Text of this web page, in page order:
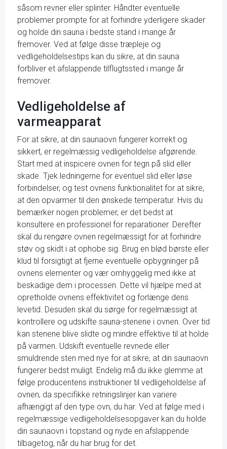
såsom revner eller splinter. Håndter eventuelle
problemer prompte for at forhindre yderligere skader
og holde din sauna i bedste stand i mange år
fremover. Ved at følge disse træpleje og
vedligeholdelsestips kan du sikre, at din sauna
forbliver et afslappende tilflugtssted i mange år
fremover.
Vedligeholdelse af
varmeapparat
For at sikre, at din saunaovn fungerer korrekt og
sikkert, er regelmæssig vedligeholdelse afgørende.
Start med at inspicere ovnen for tegn på slid eller
skade. Tjek ledningerne for eventuel slid eller løse
forbindelser, og test ovnens funktionalitet for at sikre,
at den opvarmer til den ønskede temperatur. Hvis du
bemærker nogen problemer, er det bedst at
konsultere en professionel for reparationer. Derefter
skal du rengøre ovnen regelmæssigt for at forhindre
støv og skidt i at ophobe sig. Brug en blød børste eller
klud til forsigtigt at fjerne eventuelle opbygninger på
ovnens elementer og vær omhyggelig med ikke at
beskadige dem i processen. Dette vil hjælpe med at
opretholde ovnens effektivitet og forlænge dens
levetid. Desuden skal du sørge for regelmæssigt at
kontrollere og udskifte sauna-stenene i ovnen. Over tid
kan stenene blive slidte og mindre effektive til at holde
på varmen. Udskift eventuelle revnede eller
smuldrende sten med nye for at sikre, at din saunaovn
fungerer bedst muligt. Endelig må du ikke glemme at
følge producentens instruktioner til vedligeholdelse af
ovnen, da specifikke retningslinjer kan variere
afhængigt af den type ovn, du har. Ved at følge med i
regelmæssige vedligeholdelsesopgaver kan du holde
din saunaovn i topstand og nyde en afslappende
tilbagetog, når du har brug for det.